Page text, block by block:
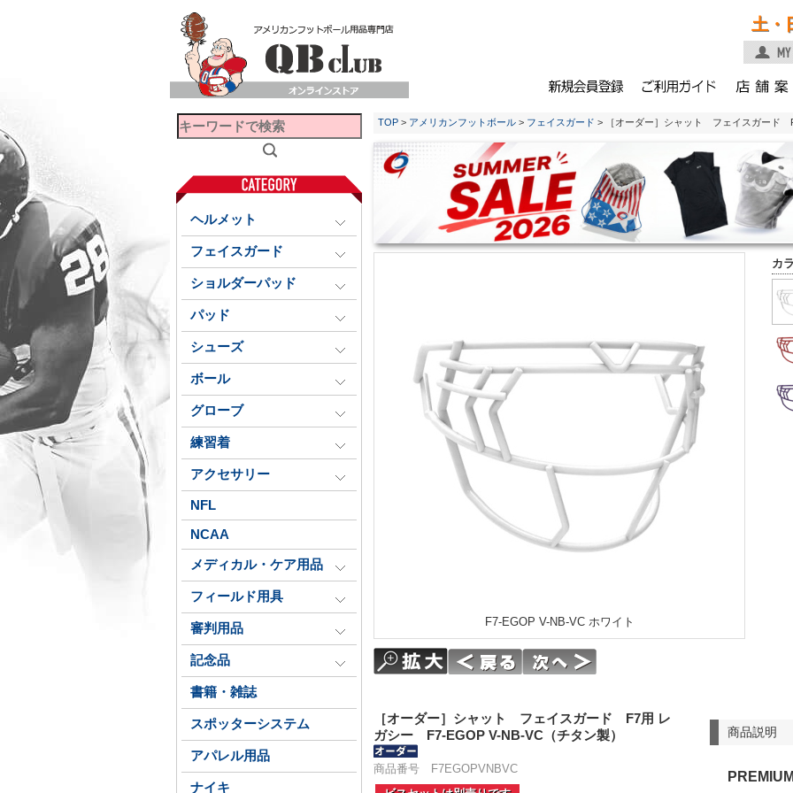
土・
ヘルメット
フェイスガード
ショルダーパッド
パッド
シューズ
ボール
グローブ
練習着
アクセサリー
NFL
NCAA
メディカル・ケア用品
フィールド用具
審判用品
記念品
書籍・雑誌
スポッターシステム
アパレル用品
ナイキ
TOP > アメリカンフットボール > フェイスガード > ［オーダー］シャット フェイスガード
カ
F7-EGOP V-NB-VC ホワイト
商品説明
［オーダー］シャット フェイスガード F7用 レ
ガシー F7-EGOP V-NB-VC（チタン製）
商品番号 F7EGOPVNBVC